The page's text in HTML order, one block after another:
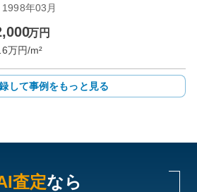
年03月
万円
万円/m²
して事例をもっと見る
査定なら